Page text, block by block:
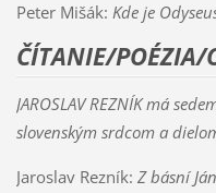
Peter Mišák: Kde je
ČÍTANIE/POÉZIA/
JAROSLAV REZNÍK má
slovenským srdcom a
Jaroslav Rezník: Z básní